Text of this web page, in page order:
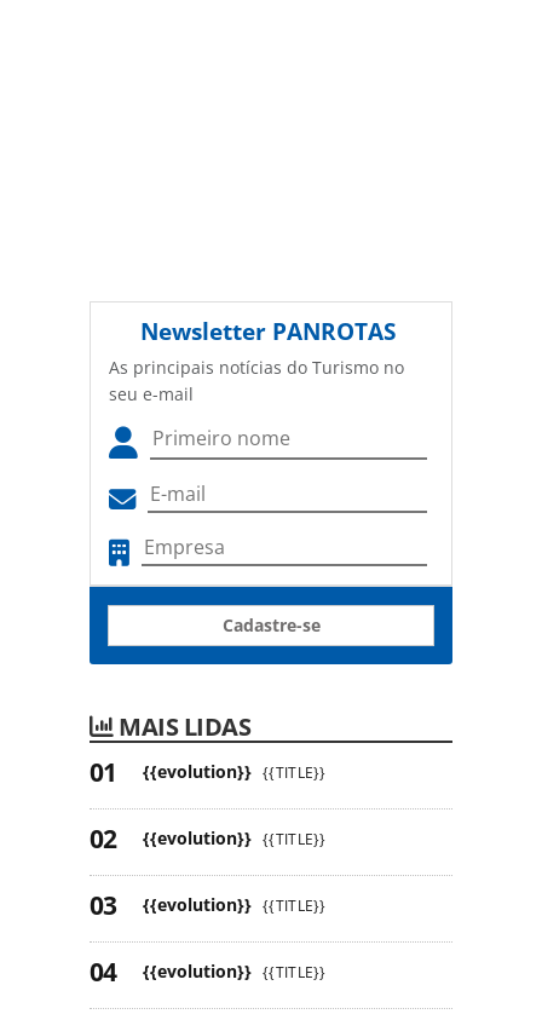
Newsletter PANROTAS
As principais notícias do Turismo no
seu e-mail
Cadastre-se
MAIS LIDAS
{{evolution}} {{TITLE}}
{{evolution}} {{TITLE}}
{{evolution}} {{TITLE}}
{{evolution}} {{TITLE}}